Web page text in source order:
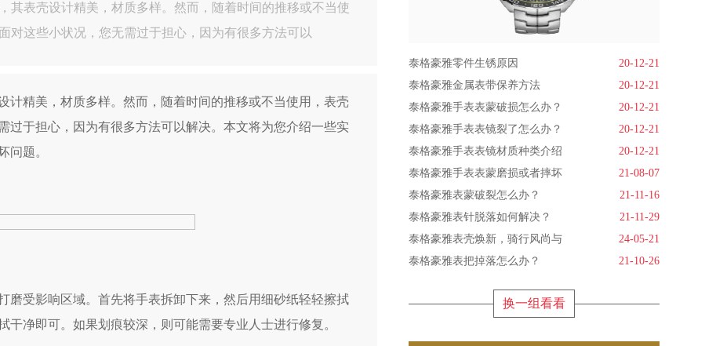
其表壳设计精美，材质多样。然而，随着时间的推移或不当使
对这些小状况，您无需过于担心，因为有很多方法可以
精美，材质多样。然而，随着时间的推移或不当使用，表壳
过于担心，因为有很多方法可以解决。本文将为您介绍一些实
问题。
受影响区域。首先将手表拆卸下来，然后用细砂纸轻轻擦拭
净即可。如果划痕较深，则可能需要专业人士进行修复。
泰格豪雅零件生锈原因
20-12-21
泰格豪雅金属表带保养方法
20-12-21
泰格豪雅手表表蒙破损怎么办？
20-12-21
泰格豪雅手表表镜裂了怎么办？
20-12-21
泰格豪雅手表表镜材质种类介绍
20-12-21
泰格豪雅手表表蒙磨损或者摔坏
21-08-07
泰格豪雅表蒙破裂怎么办？
21-11-16
泰格豪雅表针脱落如何解决？
21-11-29
泰格豪雅表壳焕新，骑行风尚与
24-05-21
泰格豪雅表把掉落怎么办？
21-10-26
换一组看看